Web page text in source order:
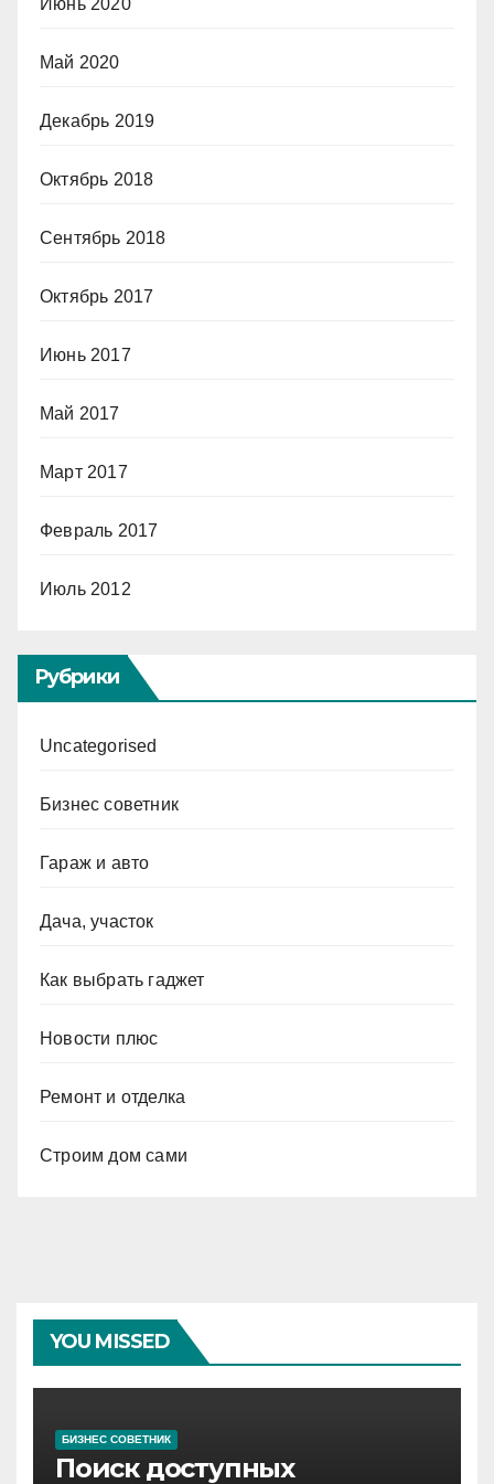
Май 2020
Декабрь 2019
Октябрь 2018
Сентябрь 2018
Октябрь 2017
Июнь 2017
Май 2017
Март 2017
Февраль 2017
Июль 2012
Рубрики
Uncategorised
Бизнес советник
Гараж и авто
Дача, участок
Как выбрать гаджет
Новости плюс
Ремонт и отделка
Строим дом сами
YOU MISSED
БИЗНЕС СОВЕТНИК
Поиск доступных